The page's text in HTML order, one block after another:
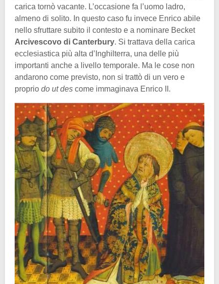
carica tornò vacante. L’occasione fa l’uomo ladro,
almeno di solito. In questo caso fu invece Enrico abile
nello sfruttare subito il contesto e a nominare Becket
Arcivescovo di Canterbury. Si trattava della carica
ecclesiastica più alta d’Inghilterra, una delle più
importanti anche a livello temporale. Ma le cose non
andarono come previsto, non si trattò di un vero e
proprio do ut des come immaginava Enrico II.